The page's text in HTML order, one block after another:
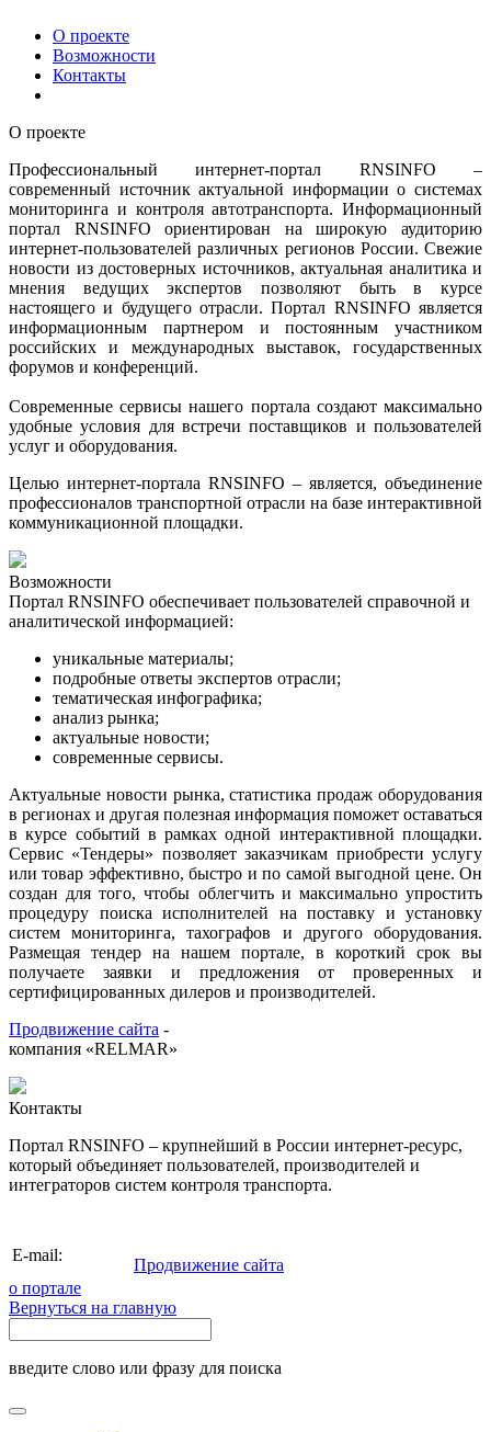
О проекте
Возможности
Контакты
О проекте
Профессиональный интернет-портал RNSINFO –
современный источник актуальной информации о системах
мониторинга и контроля автотранспорта. Информационный
портал RNSINFO ориентирован на широкую аудиторию
интернет-пользователей различных регионов России. Свежие
новости из достоверных источников, актуальная аналитика и
мнения ведущих экспертов позволяют быть в курсе
настоящего и будущего отрасли. Портал RNSINFO является
информационным партнером и постоянным участником
российских и международных выставок, государственных
форумов и конференций.
Современные сервисы нашего портала создают максимально
удобные условия для встречи поставщиков и пользователей
услуг и оборудования.
Целью интернет-портала RNSINFO – является, объединение
профессионалов транспортной отрасли на базе интерактивной
коммуникационной площадки.
Возможности
Портал RNSINFO обеспечивает пользователей справочной и
аналитической информацией:
уникальные материалы;
подробные ответы экспертов отрасли;
тематическая инфографика;
анализ рынка;
актуальные новости;
современные сервисы.
Актуальные новости рынка, статистика продаж оборудования
в регионах и другая полезная информация поможет оставаться
в курсе событий в рамках одной интерактивной площадки.
Сервис «Тендеры» позволяет заказчикам приобрести услугу
или товар эффективно, быстро и по самой выгодной цене. Он
создан для того, чтобы облегчить и максимально упростить
процедуру поиска исполнителей на поставку и установку
систем мониторинга, тахографов и другого оборудования.
Размещая тендер на нашем портале, в короткий срок вы
получаете заявки и предложения от проверенных и
сертифицированных дилеров и производителей.
Продвижение сайта -
компания «RELMAR»
Контакты
Портал RNSINFO – крупнейший в России интернет-ресурс,
который объединяет пользователей, производителей и
интеграторов систем контроля транспорта.
E-mail:
Продвижение сайта
о портале
Вернуться на главную
введите слово или фразу для поиска